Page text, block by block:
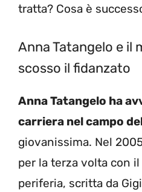
tratta? Cosa è
Anna Tatangelo e il
scosso il fidanzato
Anna Tatangelo ha
carriera nel campo
giovanissima. Nel
per la terza volta con il
periferia, scritta da